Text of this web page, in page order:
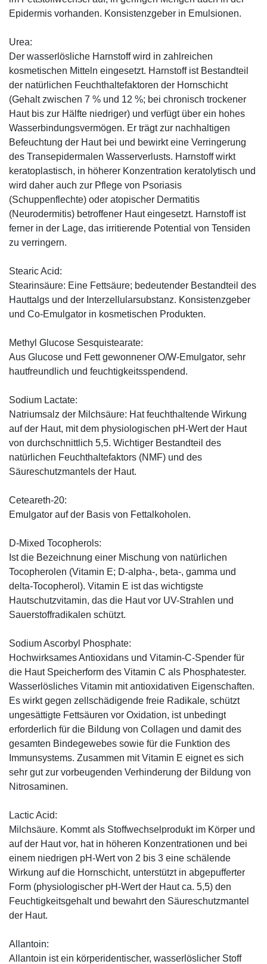
Epidermis vorhanden. Konsistenzgeber in Emulsionen.
Urea:
Der wasserlösliche Harnstoff wird in zahlreichen
kosmetischen Mitteln eingesetzt. Harnstoff ist Bestandteil
der natürlichen Feuchthaltefaktoren der Hornschicht
(Gehalt zwischen 7 % und 12 %; bei chronisch trockener
Haut bis zur Hälfte niedriger) und verfügt über ein hohes
Wasserbindungsvermögen. Er trägt zur nachhaltigen
Befeuchtung der Haut bei und bewirkt eine Verringerung
des Transepidermalen Wasserverlusts. Harnstoff wirkt
keratoplastisch, in höherer Konzentration keratolytisch und
wird daher auch zur Pflege von Psoriasis
(Schuppenflechte) oder atopischer Dermatitis
(Neurodermitis) betroffener Haut eingesetzt. Harnstoff ist
ferner in der Lage, das irritierende Potential von Tensiden
zu verringern.
Stearic Acid:
Stearinsäure: Eine Fettsäure; bedeutender Bestandteil des
Hauttalgs und der Interzellularsubstanz. Konsistenzgeber
und Co-Emulgator in kosmetischen Produkten.
Methyl Glucose Sesquistearate:
Aus Glucose und Fett gewonnener O/W-Emulgator, sehr
hautfreundlich und feuchtigkeitsspendend.
Sodium Lactate:
Natriumsalz der Milchsäure: Hat feuchthaltende Wirkung
auf der Haut, mit dem physiologischen pH-Wert der Haut
von durchschnittlich 5,5. Wichtiger Bestandteil des
natürlichen Feuchthaltefaktors (NMF) und des
Säureschutzmantels der Haut.
Ceteareth-20:
Emulgator auf der Basis von Fettalkoholen.
D-Mixed Tocopherols:
Ist die Bezeichnung einer Mischung von natürlichen
Tocopherolen (Vitamin E; D-alpha-, beta-, gamma und
delta-Tocopherol). Vitamin E ist das wichtigste
Hautschutzvitamin, das die Haut vor UV-Strahlen und
Sauerstoffradikalen schützt.
Sodium Ascorbyl Phosphate:
Hochwirksames Antioxidans und Vitamin-C-Spender für
die Haut Speicherform des Vitamin C als Phosphatester.
Wasserlösliches Vitamin mit antioxidativen Eigenschaften.
Es wirkt gegen zellschädigende freie Radikale, schützt
ungesättigte Fettsäuren vor Oxidation, ist unbedingt
erforderlich für die Bildung von Collagen und damit des
gesamten Bindegewebes sowie für die Funktion des
Immunsystems. Zusammen mit Vitamin E eignet es sich
sehr gut zur vorbeugenden Verhinderung der Bildung von
Nitrosaminen.
Lactic Acid:
Milchsäure. Kommt als Stoffwechselprodukt im Körper und
auf der Haut vor, hat in höheren Konzentrationen und bei
einem niedrigen pH-Wert von 2 bis 3 eine schälende
Wirkung auf die Hornschicht, unterstützt in abgepufferter
Form (physiologischer pH-Wert der Haut ca. 5,5) den
Feuchtigkeitsgehalt und bewahrt den Säureschutzmantel
der Haut.
Allantoin:
Allantoin ist ein körperidentischer, wasserlöslicher Stoff